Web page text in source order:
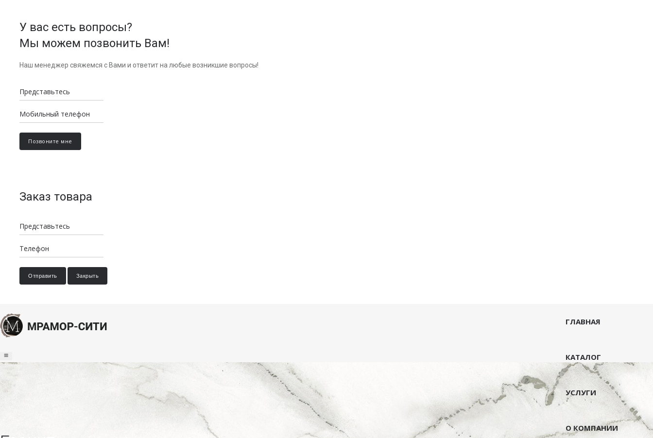
У вас есть вопросы?
Мы можем позвонить Вам!
Наш менеджер свяжемся с Вами и ответит на любые возникшие вопросы!
Заказ товара
Отправить Закрыть
ГЛАВНАЯ
КАТАЛОГ
УСЛУГИ
О КОМПАНИИ